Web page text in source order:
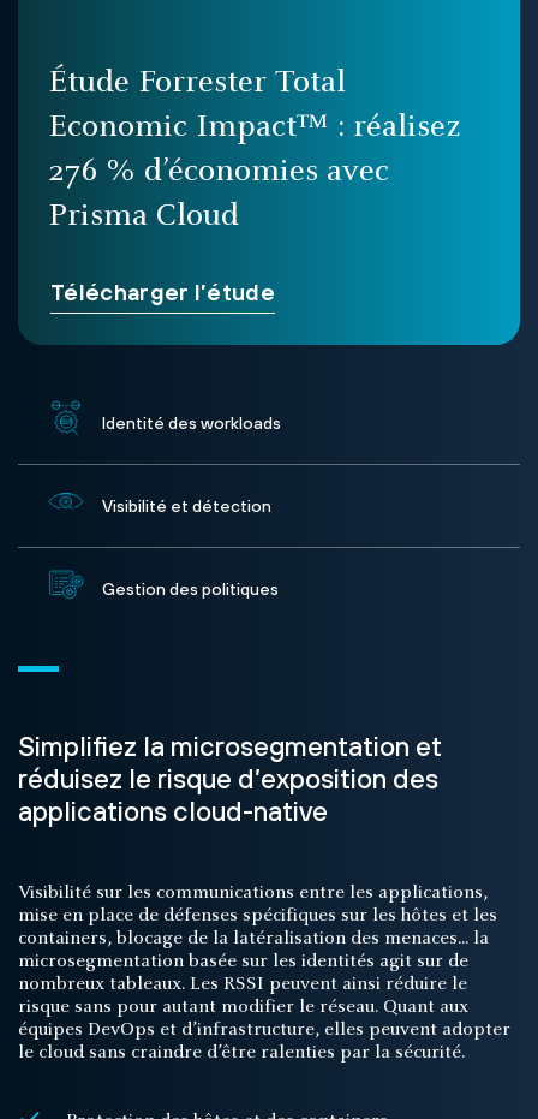
Étude Forrester Total
Economic Impact™ : réalisez
276 % d’économies avec
Prisma Cloud
Télécharger l’étude
Simplifiez la microsegmentation et
réduisez le risque d’exposition des
applications cloud-native
Visibilité sur les communications entre les applications,
mise en place de défenses spécifiques sur les hôtes et les
containers, blocage de la latéralisation des menaces... la
microsegmentation basée sur les identités agit sur de
nombreux tableaux. Les RSSI peuvent ainsi réduire le
risque sans pour autant modifier le réseau. Quant aux
équipes DevOps et d’infrastructure, elles peuvent adopter
le cloud sans craindre d’être ralenties par la sécurité.
Identité des workloads
Visibilité et détection
Gestion des politiques